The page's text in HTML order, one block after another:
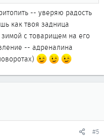
-- уверяю радость
как твоя задница
с товарищем на его
-- адреналина
#5